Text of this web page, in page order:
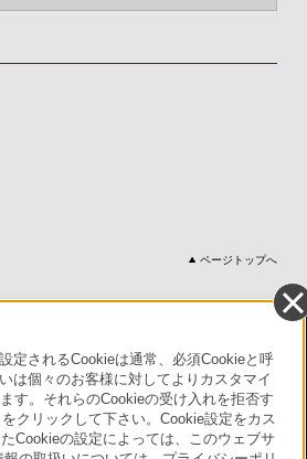
ページトップへ
定されるCookieは通常、必須Cookieと呼
は個々のお客様に対してよりカスタマイ
す。それらのCookieの受け入れを拒否す
クリックして下さい。Cookie設定をカス
Cookieの設定によっては、このウェブサ
法に基づく表記 ご利用ガイド 規約
リース 環境情報 My Sony 利用規約